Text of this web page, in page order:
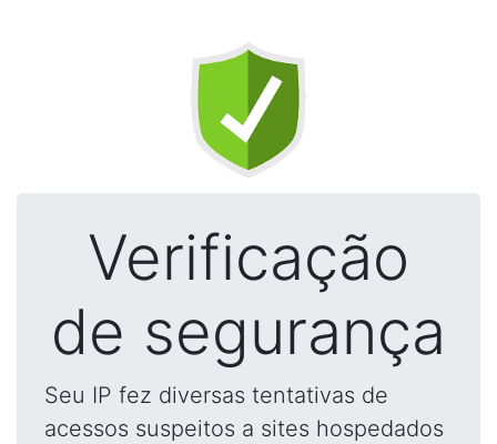
Verificação
de segurança
Seu IP fez diversas tentativas de
acessos suspeitos a sites hospedados